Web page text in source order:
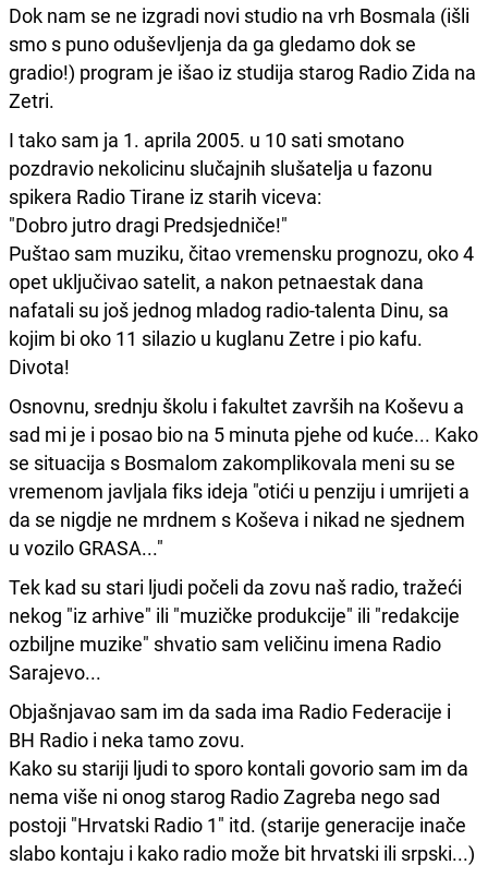
Dok nam se ne izgradi novi studio na vrh Bosmala (išli
smo s puno oduševljenja da ga gledamo dok se
gradio!) program je išao iz studija starog Radio Zida na
Zetri.
I tako sam ja 1. aprila 2005. u 10 sati smotano
pozdravio nekolicinu slučajnih slušatelja u fazonu
spikera Radio Tirane iz starih viceva:
"Dobro jutro dragi Predsjedniče!"
Puštao sam muziku, čitao vremensku prognozu, oko 4
opet uključivao satelit, a nakon petnaestak dana
nafatali su još jednog mladog radio-talenta Dinu, sa
kojim bi oko 11 silazio u kuglanu Zetre i pio kafu.
Divota!
Osnovnu, srednju školu i fakultet završih na Koševu a
sad mi je i posao bio na 5 minuta pjehe od kuće... Kako
se situacija s Bosmalom zakomplikovala meni su se
vremenom javljala fiks ideja "otići u penziju i umrijeti a
da se nigdje ne mrdnem s Koševa i nikad ne sjednem
u vozilo GRASA..."
Tek kad su stari ljudi počeli da zovu naš radio, tražeći
nekog "iz arhive" ili "muzičke produkcije" ili "redakcije
ozbiljne muzike" shvatio sam veličinu imena Radio
Sarajevo...
Objašnjavao sam im da sada ima Radio Federacije i
BH Radio i neka tamo zovu.
Kako su stariji ljudi to sporo kontali govorio sam im da
nema više ni onog starog Radio Zagreba nego sad
postoji "Hrvatski Radio 1" itd. (starije generacije inače
slabo kontaju i kako radio može bit hrvatski ili srpski...)